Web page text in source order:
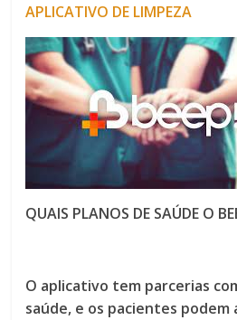
APLICATIVO DE LIMPEZA
QUAIS PLANOS DE SAÚDE O
O aplicativo tem parcerias
saúde, e os pacientes podem